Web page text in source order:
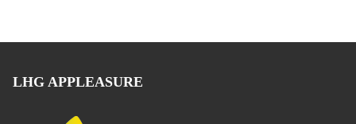
LHG APPLEASURE